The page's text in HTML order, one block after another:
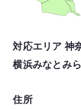
対応エリア 神
横浜みなとみ
住所